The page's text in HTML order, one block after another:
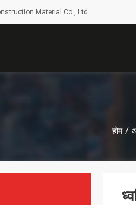
Material Co., Ltd.
होम /